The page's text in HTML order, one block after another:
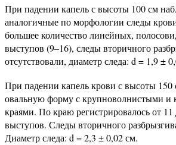
При падении капель с высоты 100 см
аналогичные по морфологии следы
большее количество линейных,
выступов (9–16), следы вторичного
отсутствовали, диаметр следа: d = 1,9 ±
При падении капель крови с высоты
овальную форму с крупноволнистыми и
краями. По краю регистрировалось от
выступов. Следы вторичного
Диаметр следа: d = 2,3 ± 0,02 см.